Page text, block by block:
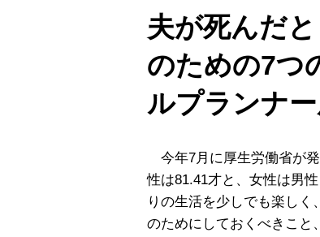
夫が死んだ
のための7つ
ルプランナ
今年7月に厚生労働省が
性は81.41才と、女性は男
りの生活を少しでも楽し
のためにしておくべきこ